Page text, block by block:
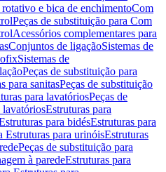
e bica de enchimentoCom
Peças de substituição para Com
Acessórios complementares para
Conjuntos de ligaçãoSistemas de
Sistemas de
Peças de substituição para
para sanitasPeças de substituição
para lavatóriosPeças de
lavatóriosEstruturas para
para bidésEstruturas para
Estruturas para urinóisEstruturas
Peças de substituição para
à paredeEstruturas para